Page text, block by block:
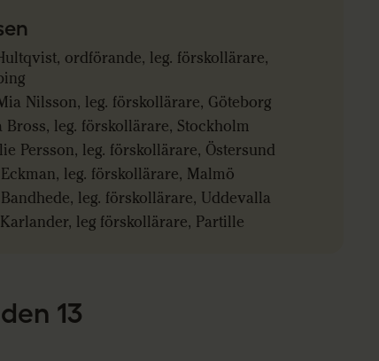
ordförande, leg. förskollärare,
Nilsson, leg. förskollärare, Göteborg
Bross, leg. förskollärare, Stockholm
Persson, leg. förskollärare, Östersund
leg. förskollärare, Malmö
leg. förskollärare, Uddevalla
leg förskollärare, Partille
13